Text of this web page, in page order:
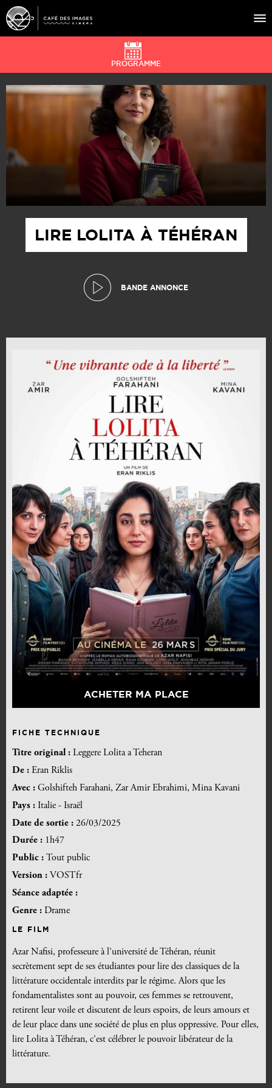
À L’AFFICHE
ÉVÉNEMENTS
CAFÉ DU CINÉ
PRATIQUE
ÉDUCATION AUX IMAGES
LIRE LOLITA À TÉHÉRAN
BANDE ANNONCE
ACHETER MA PLACE
FICHE TECHNIQUE
Titre original : Leggere Lolita a Teheran
De : Eran Riklis
Avec : Golshifteh Farahani, Zar Amir Ebrahimi, Mina Kavani
Pays : Italie - Israël
Date de sortie : 26/03/2025
Durée : 1h47
Public : Tout public
Version : VOSTfr
Séance adaptée :
Genre : Drame
LE FILM
Azar Nafisi, professeure à l’université de Téhéran, réunit
secrètement sept de ses étudiantes pour lire des classiques de la
littérature occidentale interdits par le régime. Alors que les
fondamentalistes sont au pouvoir, ces femmes se retrouvent,
retirent leur voile et discutent de leurs espoirs, de leurs amours et
de leur place dans une société de plus en plus oppressive. Pour elles,
lire Lolita à Téhéran, c’est célébrer le pouvoir libérateur de la
littérature.
PROGRAMME